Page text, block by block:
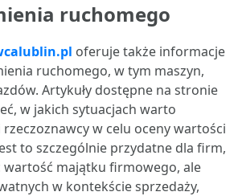
ruchomego
oferuje także informacje
ruchomego, w tym maszyn,
Artykuły dostępne na stronie
w jakich sytuacjach warto
rzeczoznawcy w celu oceny wartości
to szczególnie przydatne dla firm,
wartość majątku firmowego, ale
w kontekście sprzedaży,